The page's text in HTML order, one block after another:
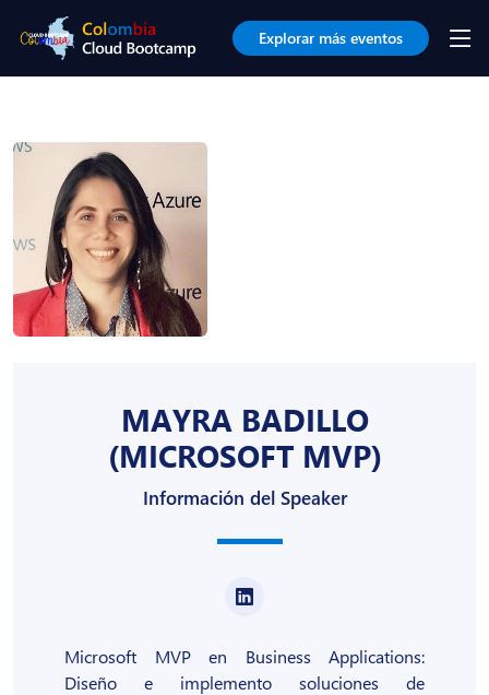
Explorar más eventos
MAYRA BADILLO
(MICROSOFT MVP)
Información del Speaker
Microsoft MVP en Business Applications:
Diseño e implemento soluciones de